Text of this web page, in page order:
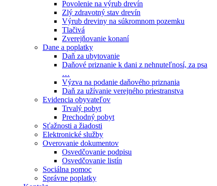
Povolenie na výrub drevín
Zlý zdravotný stav drevín
Výrub dreviny na súkromnom pozemku
Tlačivá
Zverejňovanie konaní
Dane a poplatky
Daň za ubytovanie
Daňové priznanie k dani z nehnuteľnosí, za psa
…
Výzva na podanie daňového priznania
Daň za užívanie verejného priestranstva
Evidencia obyvateľov
Trvalý pobyt
Prechodný pobyt
Sťažnosti a žiadosti
Elektronické služby
Overovanie dokumentov
Osvedčovanie podpisu
Osvedčovanie listín
Sociálna pomoc
Správne poplatky